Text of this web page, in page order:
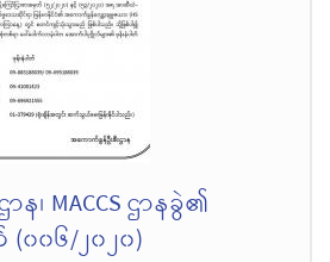
၊ MACCS ဌာနခွဲ၏
၀၀၆/၂၀၂၀)